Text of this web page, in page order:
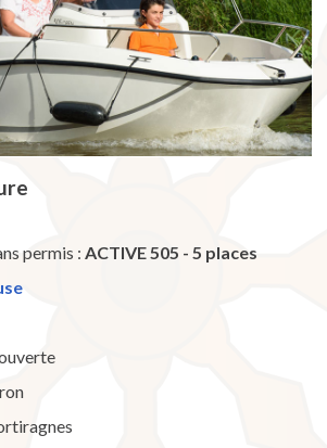
permis :ACTIVE 505 - 5 places